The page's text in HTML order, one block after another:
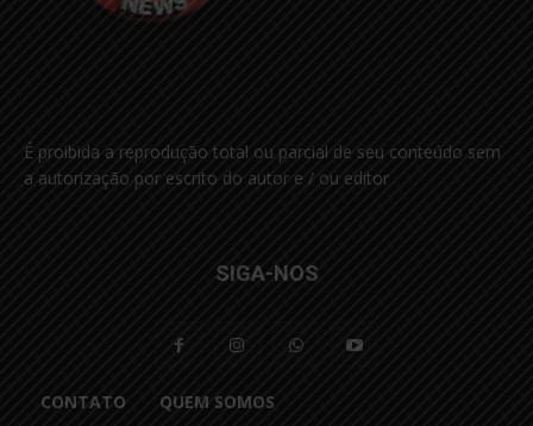
É proibida a reprodução total ou parcial de seu conteúdo sem
a autorização por escrito do autor e / ou editor
SIGA-NOS
CONTATO QUEM SOMOS